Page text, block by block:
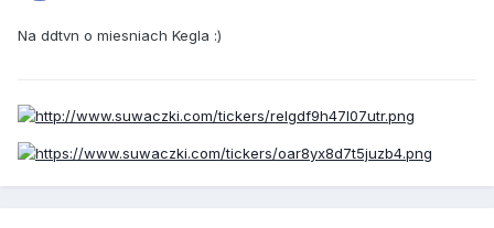
Na ddtvn o miesniach Kegla :)